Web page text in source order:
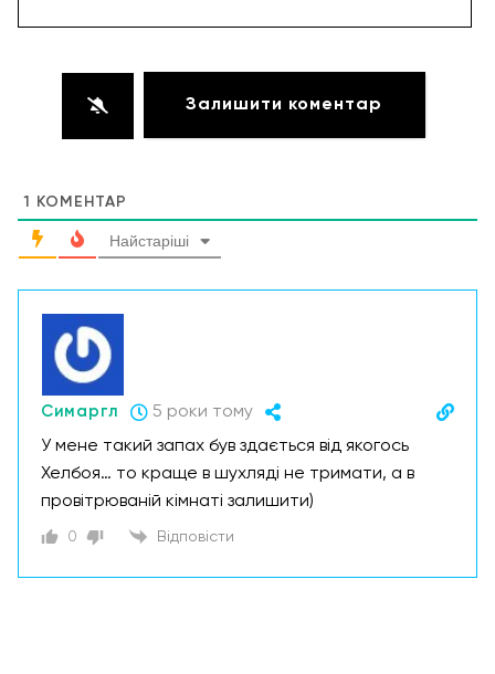
1 КОМЕНТАР
Найстаріші
Симаргл
5 роки тому
У мене такий запах був здається від якогось
Хелбоя… то краще в шухляді не тримати, а в
провітрюваній кімнаті залишити)
0 Відповісти